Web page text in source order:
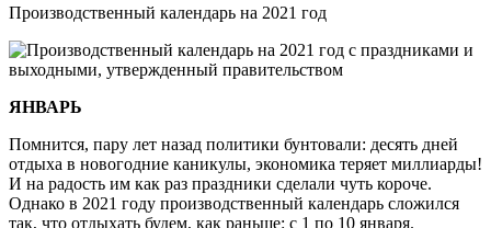
Производственный календарь на 2021 год
ЯНВАРЬ
Помнится, пару лет назад политики бунтовали: десять дней
отдыха в новогодние каникулы, экономика теряет миллиарды!
И на радость им как раз праздники сделали чуть короче.
Однако в 2021 году производственный календарь сложился
так, что отдыхать будем, как раньше: с 1 по 10 января.